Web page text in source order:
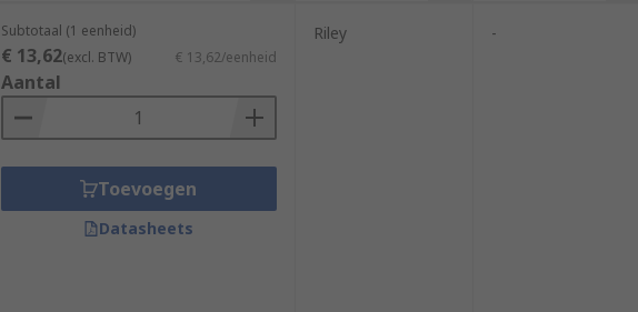
Subtotaal (1 eenheid)
€ 13,62(excl. BTW) € 13,62/eenheid
Aantal
Toevoegen
Datasheets
Riley -